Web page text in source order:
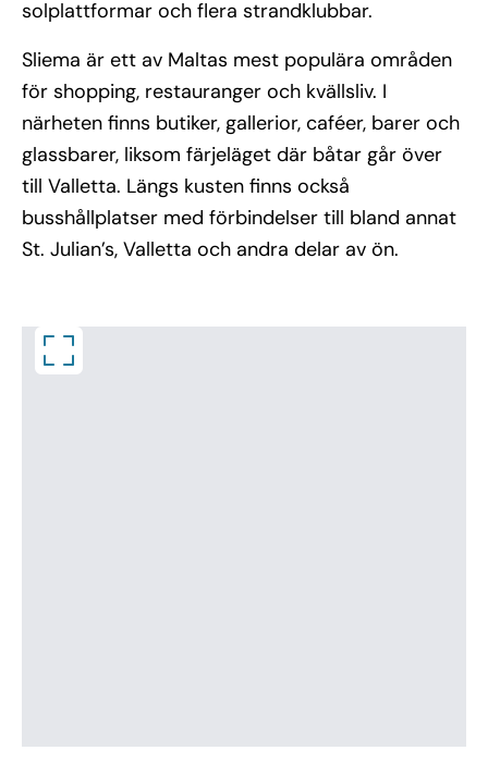
solplattformar och flera strandklubbar.
Sliema är ett av Maltas mest populära områden
för shopping, restauranger och kvällsliv. I
närheten finns butiker, gallerior, caféer, barer och
glassbarer, liksom färjeläget där båtar går över
till Valletta. Längs kusten finns också
busshållplatser med förbindelser till bland annat
St. Julian’s, Valletta och andra delar av ön.